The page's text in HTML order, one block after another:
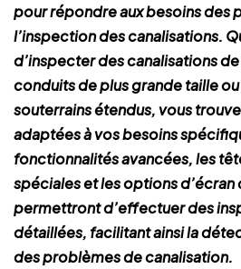
pour répondre aux besoins des
l’inspection des canalisations.
d’inspecter des canalisations
conduits de plus grande taille
souterrains étendus, vous
adaptées à vos besoins
fonctionnalités avancées, les
spéciales et les options
permettront d’effectuer des
détaillées, facilitant ainsi la
des problèmes de canalisation.